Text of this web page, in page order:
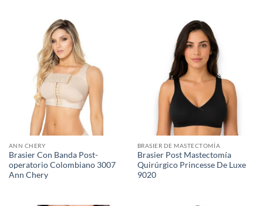
ANN CHERY
Brasier Con Banda Post-
operatorio Colombiano 3007
Ann Chery
BRASIER DE MASTECTOMÍA
Brasier Post Mastectomía
Quirúrgico Princesse De Luxe
9020